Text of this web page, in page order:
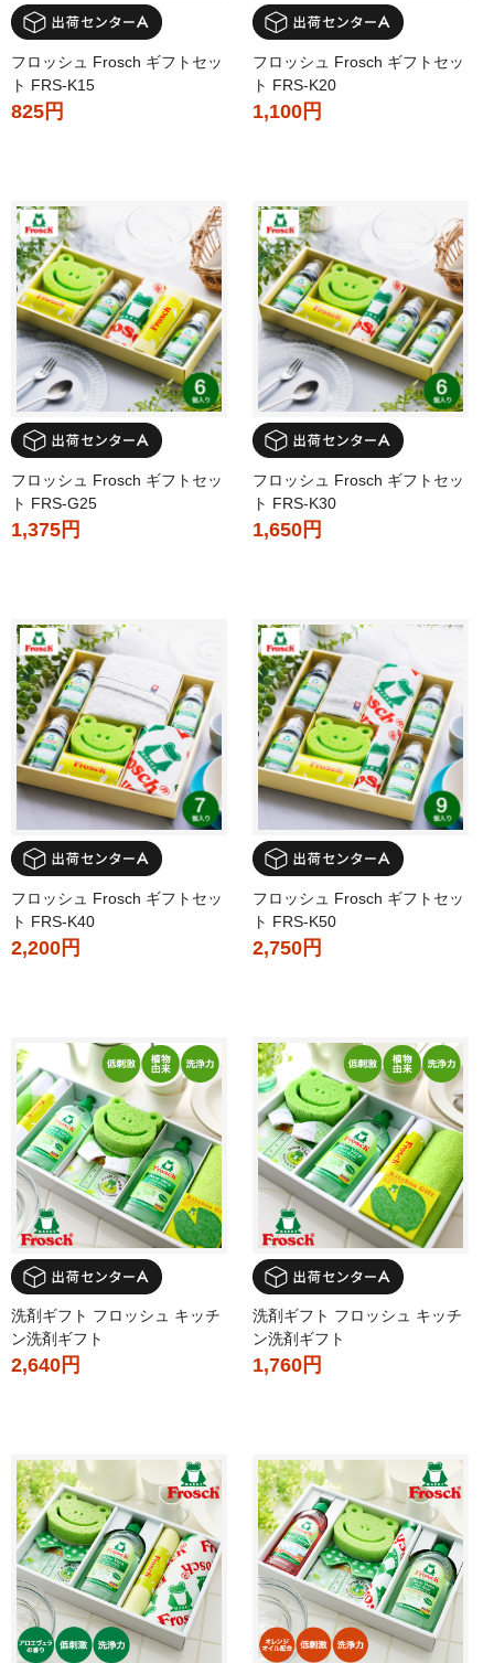
フロッシュ Frosch ギフトセッ
ト FRS-K15
825円
フロッシュ Frosch ギフトセッ
ト FRS-K20
1,100円
フロッシュ Frosch ギフトセッ
ト FRS-G25
1,375円
フロッシュ Frosch ギフトセッ
ト FRS-K30
1,650円
フロッシュ Frosch ギフトセッ
ト FRS-K40
2,200円
フロッシュ Frosch ギフトセッ
ト FRS-K50
2,750円
洗剤ギフト フロッシュ キッチ
ン洗剤ギフト
2,640円
洗剤ギフト フロッシュ キッチ
ン洗剤ギフト
1,760円